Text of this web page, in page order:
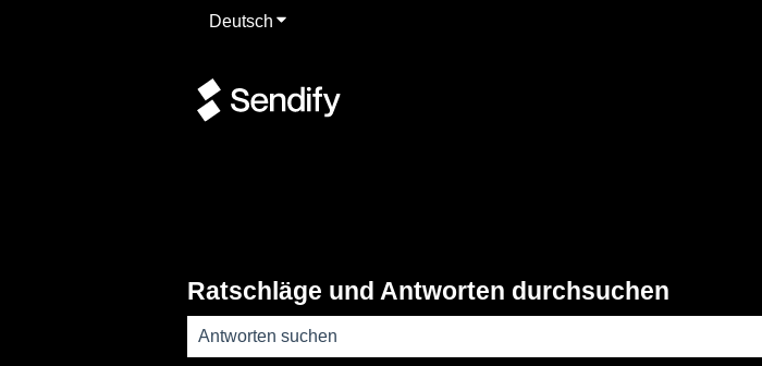
Deutsch Untermenü für Übersetzungen anzeigen
Ratschläge und Antworten durchsuchen